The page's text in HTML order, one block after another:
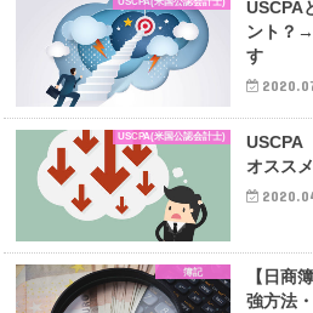
USCPA
ント？
す
USCPA(米国公認会計士)
USCPA
オスス
簿記
【日商
強方法